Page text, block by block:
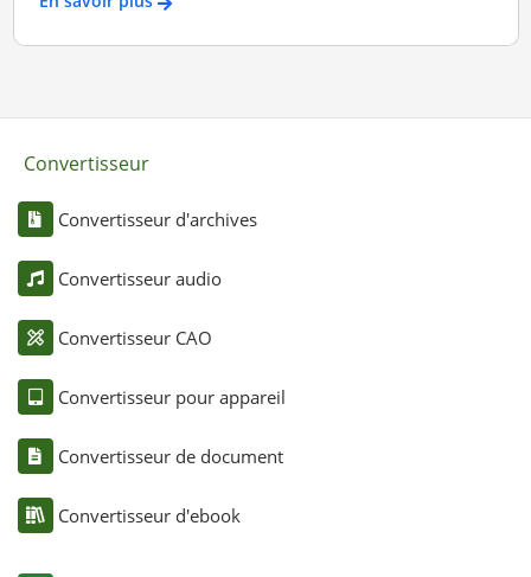
Convertisseur
Convertisseur d'archives
Convertisseur audio
Convertisseur CAO
Convertisseur pour appareil
Convertisseur de document
Convertisseur d'ebook